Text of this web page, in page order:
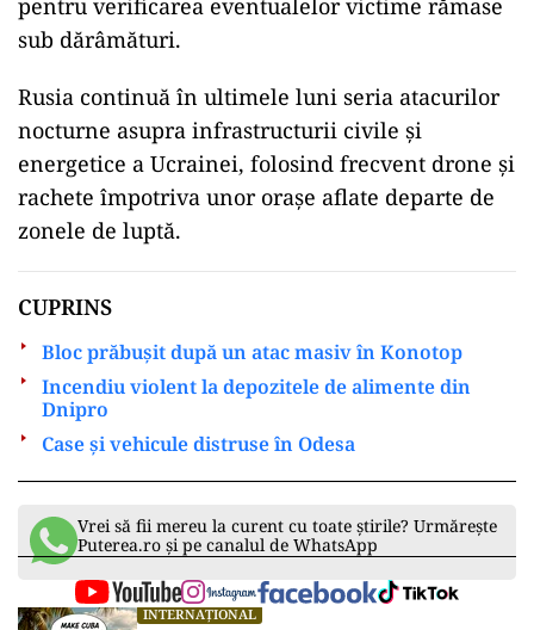
pentru verificarea eventualelor victime rămase
sub dărâmături.
Rusia continuă în ultimele luni seria atacurilor
nocturne asupra infrastructurii civile și
energetice a Ucrainei, folosind frecvent drone și
rachete împotriva unor orașe aflate departe de
zonele de luptă.
CUPRINS
Bloc prăbușit după un atac masiv în Konotop
Incendiu violent la depozitele de alimente din
Dnipro
Case și vehicule distruse în Odesa
Vrei să fii mereu la curent cu toate știrile? Urmărește
Puterea.ro și pe canalul de WhatsApp
INTERNAȚIONAL